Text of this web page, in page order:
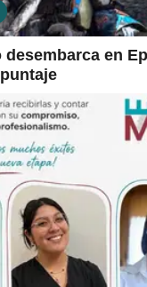
desembarca en